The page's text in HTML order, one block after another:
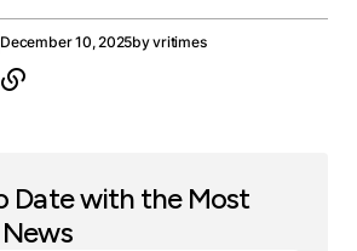
December 10, 2025byvritimes
Date with the Most